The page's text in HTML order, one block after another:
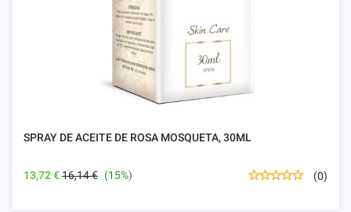
SPRAY DE ACEITE DE ROSA MOSQUETA, 30ML
13,72 €16,14 € (15%) (0)